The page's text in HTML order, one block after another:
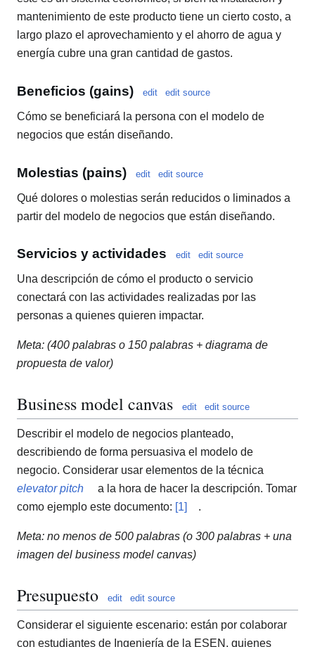
mantenimiento de este producto tiene un cierto costo, a
largo plazo el aprovechamiento y el ahorro de agua y
energía cubre una gran cantidad de gastos.
Beneficios (gains) edit edit source
Cómo se beneficiará la persona con el modelo de
negocios que están diseñando.
Molestias (pains) edit edit source
Qué dolores o molestias serán reducidos o liminados a
partir del modelo de negocios que están diseñando.
Servicios y actividades edit edit source
Una descripción de cómo el producto o servicio
conectará con las actividades realizadas por las
personas a quienes quieren impactar.
Meta: (400 palabras o 150 palabras + diagrama de
propuesta de valor)
Business model canvas edit edit source
Describir el modelo de negocios planteado,
describiendo de forma persuasiva el modelo de
negocio. Considerar usar elementos de la técnica
elevator pitch
a la hora de hacer la descripción. Tomar
como ejemplo este documento: [1] .
Meta: no menos de 500 palabras (o 300 palabras + una
imagen del business model canvas)
Presupuesto edit edit source
Considerar el siguiente escenario: están por colaborar
con estudiantes de Ingeniería de la ESEN, quienes